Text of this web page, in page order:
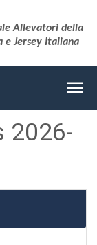
Allevatori della
e Jersey Italiana
menu
2026-